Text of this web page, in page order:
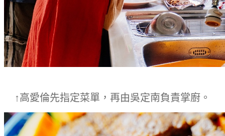
↑高愛倫先指定菜單，再由吳定南負責掌廚 。